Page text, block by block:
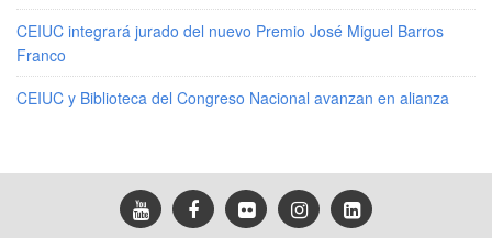
CEIUC integrará jurado del nuevo Premio José Miguel Barros
Franco
CEIUC y Biblioteca del Congreso Nacional avanzan en alianza